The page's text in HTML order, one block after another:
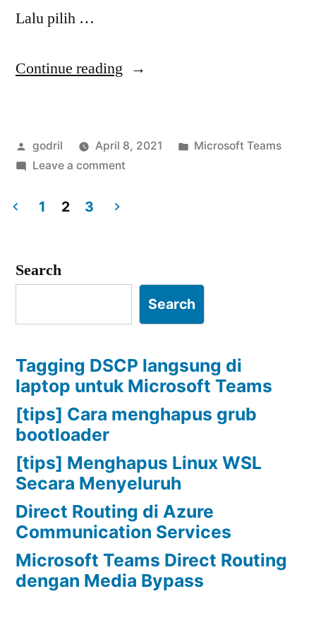
Lalu pilih …
Continue reading “[tips]
Connect-
Posted
by
godril April 8, 2021
Posted
Microsoft Teams
Leave a commenton
Tidak
Dikenali
pagination
1 2 3
Search
Search
Tagging DSCP langsung di
laptop untuk Microsoft Teams
[tips] Cara menghapus grub
bootloader
[tips] Menghapus Linux WSL
Secara Menyeluruh
Direct Routing di Azure
Communication Services
Microsoft Teams Direct Routing
dengan Media Bypass